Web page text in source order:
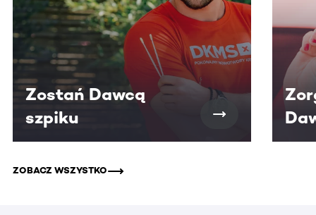
Zostań Dawcą
szpiku
ZOBACZ WSZYSTKO